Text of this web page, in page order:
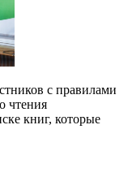
с правилами
чтения
книг, которые